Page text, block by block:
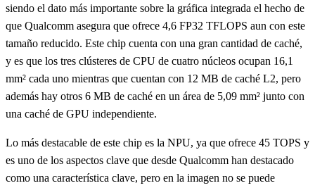
siendo el dato más importante sobre la gráfica integrada el hecho de
que Qualcomm asegura que ofrece 4,6 FP32 TFLOPS aun con este
tamaño reducido. Este chip cuenta con una gran cantidad de caché,
y es que los tres clústeres de CPU de cuatro núcleos ocupan 16,1
mm² cada uno mientras que cuentan con 12 MB de caché L2, pero
además hay otros 6 MB de caché en un área de 5,09 mm² junto con
una caché de GPU independiente.
Lo más destacable de este chip es la NPU, ya que ofrece 45 TOPS y
es uno de los aspectos clave que desde Qualcomm han destacado
como una característica clave, pero en la imagen no se puede